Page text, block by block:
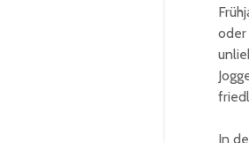
oder
In